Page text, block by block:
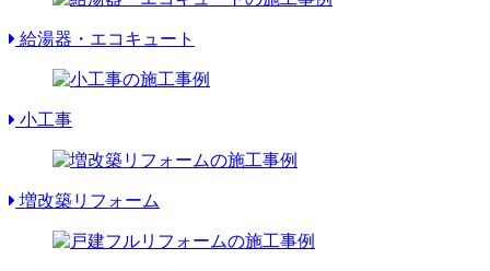
給湯器・エコキュート
小工事
増改築リフォーム